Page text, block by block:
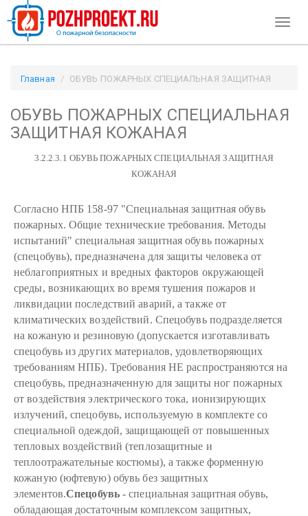
Главная
ОБУВЬ ПОЖАРНЫХ СПЕЦИАЛЬНАЯ ЗАЩИТНАЯ
ОБУВЬ ПОЖАРНЫХ СПЕЦИАЛЬНАЯ
ЗАЩИТНАЯ КОЖАНАЯ
3.2.2.3.1 ОБУВЬ ПОЖАРНЫХ СПЕЦИАЛЬНАЯ ЗАЩИТНАЯ
КОЖАНАЯ
Согласно НПБ 158-97 "Специальная защитная обувь
пожарных. Общие технические требования. Методы
испытаний" специальная защитная обувь пожарных
(спецобувь), предназначена для защиты человека от
неблагоприятных и вредных факторов окружающей
среды, возникающих во время тушения пожаров и
ликвидации последствий аварий, а также от
климатических воздействий. Спецобувь подразделяется
на кожаную и резиновую (допускается изготавливать
спецобувь из других материалов, удовлетворяющих
требованиям НПБ). Требования НЕ распространяются на
спецобувь, предназначенную для защиты ног пожарных
от воздействия электрического тока, ионизирующих
излучений, спецобувь, используемую в комплекте со
специальной одеждой, защищающей от повышенных
тепловых воздействий (теплозащитные и
теплоотражательные костюмы), а также форменную
кожаную (юфтевую) обувь без защитных
элементов.Cпецобувь- специальная защитная обувь,
обладающая достаточным комплексом защитных,